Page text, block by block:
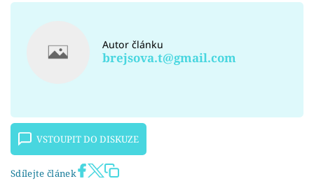
Autor článku
brejsova.t@gmail.com
VSTOUPIT DO DISKUZE
Sdílejte článek